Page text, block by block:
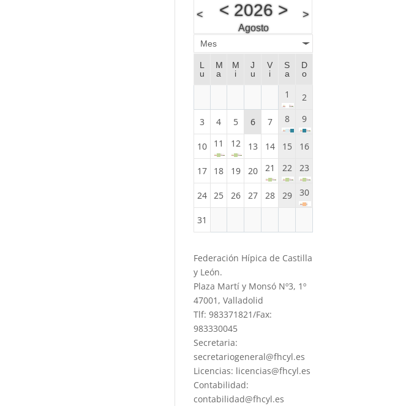
< <2026 >
Agosto
>
Mes
L
u
M
a
M
i
J
u
V
i
S
a
D
o
1 2
3 4 5 6 7 8 9
10 11 12 13 14 15 16
17 18 19 20 21 22 23
24 25 26 27 28 29 30
31
Federación Hípica de Castilla
y León.
Plaza Martí y Monsó Nº3, 1º
47001, Valladolid
Tlf: 983371821/Fax:
983330045
Secretaria:
secretariogeneral@fhcyl.es
Licencias: licencias@fhcyl.es
Contabilidad:
contabilidad@fhcyl.es